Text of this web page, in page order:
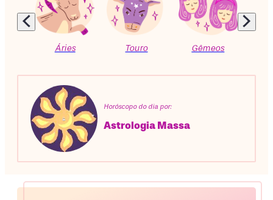
Áries Touro Gêmeos
Horóscopo do dia por:
Astrologia Massa